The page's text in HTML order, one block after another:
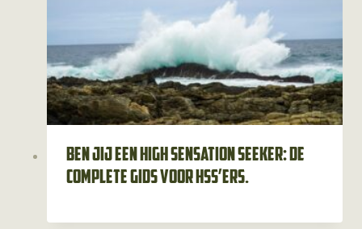
Ben jij een high sensation seeker: de
complete gids voor HSS’ers.